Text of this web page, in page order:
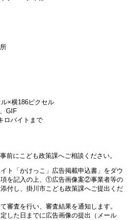
×横186ピクセル
GIF
ロバイトまで
前にこども政策課へご相談ください。
イト「かけっこ」広告掲載申込書」をダウ
項を記入の上、①広告画像案②事業者等の
付し、掛川市こども政策課へご提出くだ
審査を行い、審査結果を通知します。
した日までに広告画像の提出（メール